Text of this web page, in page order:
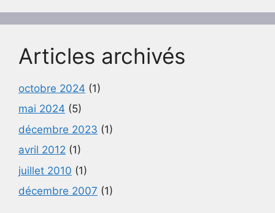
Articles archivés
octobre 2024 (1)
mai 2024 (5)
décembre 2023 (1)
avril 2012 (1)
juillet 2010 (1)
décembre 2007 (1)